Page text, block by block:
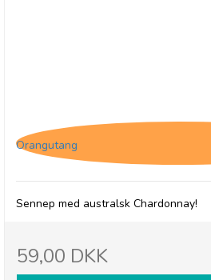
Orangutang
Sennep med australsk Chardonnay!
59,00 DKK